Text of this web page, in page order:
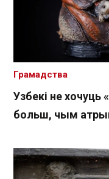
Узбекі не хочуць
больш, чым
Грамадства